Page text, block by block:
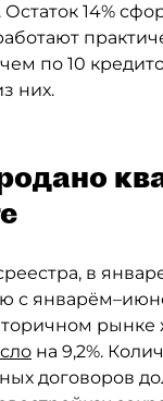
Остаток 14%
по 10
них.
в
с
рынке
на 9,2%.
договоров